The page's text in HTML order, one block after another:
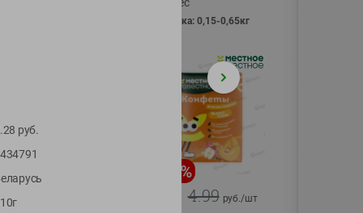
фасовка: 0,15-0,65кг
-13
5.99
%
4.99 руб./шт
руб.